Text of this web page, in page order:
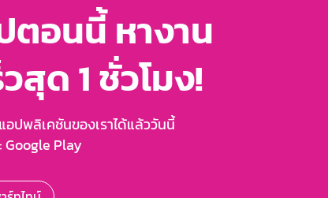
ตอนนี้ หางาน
สุด 1 ชั่วโมง!
แอปพลิเคชันของเราได้แล้ววันนี้
Google Play